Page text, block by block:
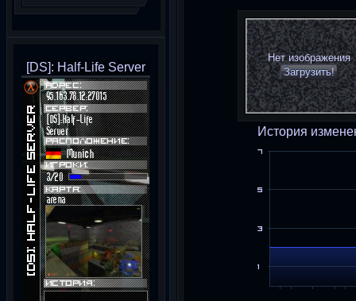
[DS]: Half-Life Server
Нет изображения
Загрузить!
История